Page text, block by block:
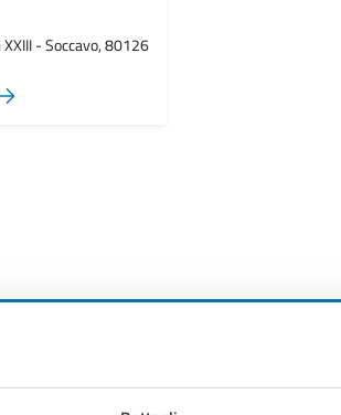
- Soccavo, 80126